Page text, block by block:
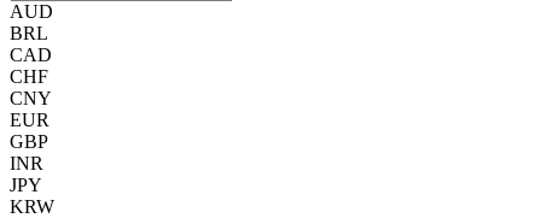
AUD
BRL
CAD
CHF
CNY
EUR
GBP
INR
JPY
KRW